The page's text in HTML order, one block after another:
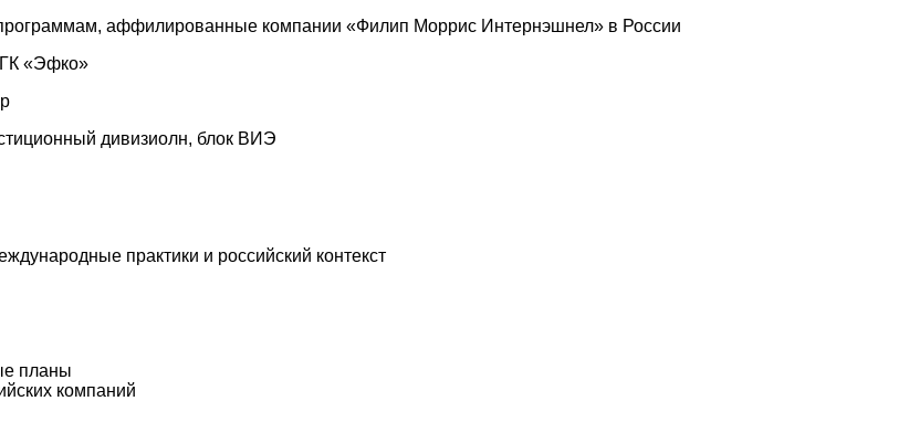
аффилированные компании «Филип Моррис Интернэшнел» в России
ГК «Эфко»
дивизиолн, блок ВИЭ
практики и российский контекст
планы
компаний